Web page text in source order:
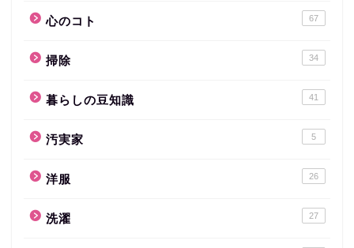
心のコト 67
掃除 34
暮らしの豆知識 41
汚実家 5
洋服 26
洗濯 27